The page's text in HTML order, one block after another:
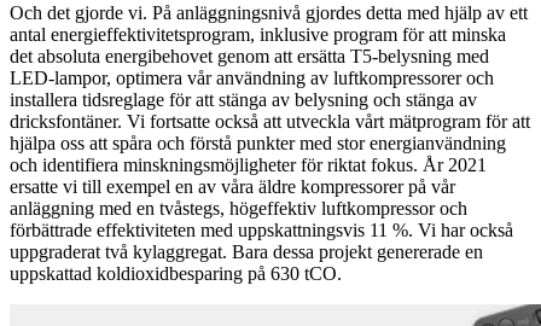
Och det gjorde vi. På anläggningsnivå gjordes detta med hjälp av ett
antal energieffektivitetsprogram, inklusive program för att minska
det absoluta energibehovet genom att ersätta T5-belysning med
LED-lampor, optimera vår användning av luftkompressorer och
installera tidsreglage för att stänga av belysning och stänga av
dricksfontäner. Vi fortsatte också att utveckla vårt mätprogram för att
hjälpa oss att spåra och förstå punkter med stor energianvändning
och identifiera minskningsmöjligheter för riktat fokus. År 2021
ersatte vi till exempel en av våra äldre kompressorer på vår
anläggning med en tvåstegs, högeffektiv luftkompressor och
förbättrade effektiviteten med uppskattningsvis 11 %. Vi har också
uppgraderat två kylaggregat. Bara dessa projekt genererade en
uppskattad koldioxidbesparing på 630 tCO.